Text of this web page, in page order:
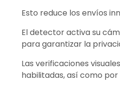
Esto reduce los envíos
El detector activa su
para garantizar la
Las verificaciones
habilitadas, así como